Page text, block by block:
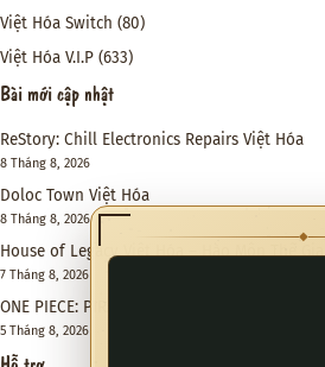
Việt Hóa Switch (80)
Việt Hóa V.I.P (633)
Bài mới cập nhật
ReStory: Chill Electronics Repairs Việt Hóa
8 Tháng 8, 2026
Doloc Town Việt Hóa
8 Tháng 8, 2026
House of Legacy Việt Hóa – Hào Môn Thế Gia
7 Tháng 8, 2026
ONE PIECE: PIRATE WARRIORS 4 Việt Hóa
5 Tháng 8, 2026
◆